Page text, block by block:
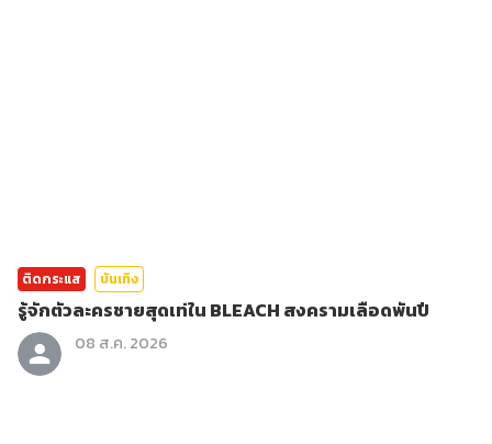
ติดกระแส บันเทิง
รู้จักตัวละครชายสุดเท่ใน BLEACH สงครามเลือดพันปี
08 ส.ค. 2026